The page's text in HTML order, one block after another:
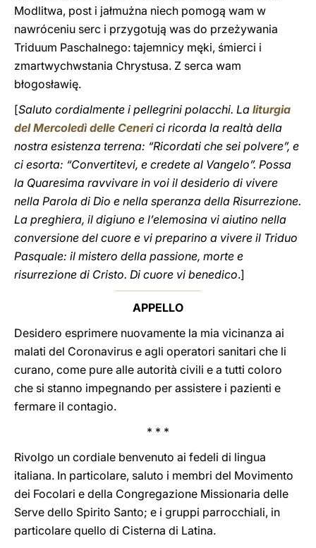
Modlitwa, post i jałmużna niech pomogą wam w
nawróceniu serc i przygotują was do przeżywania
Triduum Paschalnego: tajemnicy męki, śmierci i
zmartwychwstania Chrystusa. Z serca wam
błogosławię.
[Saluto cordialmente i pellegrini polacchi. La liturgia
del Mercoledì delle Cenerici ricorda la realtà della
nostra esistenza terrena: “Ricordati che sei polvere”, e
ci esorta: “Convertitevi, e credete al Vangelo”. Possa
la Quaresima ravvivare in voi il desiderio di vivere
nella Parola di Dio e nella speranza della Risurrezione.
La preghiera, il digiuno e l’elemosina vi aiutino nella
conversione del cuore e vi preparino a vivere il Triduo
Pasquale: il mistero della passione, morte e
risurrezione di Cristo. Di cuore vi benedico.]
APPELLO
Desidero esprimere nuovamente la mia vicinanza ai
malati del Coronavirus e agli operatori sanitari che li
curano, come pure alle autorità civili e a tutti coloro
che si stanno impegnando per assistere i pazienti e
fermare il contagio.
* * *
Rivolgo un cordiale benvenuto ai fedeli di lingua
italiana. In particolare, saluto i membri del Movimento
dei Focolari e della Congregazione Missionaria delle
Serve dello Spirito Santo; e i gruppi parrocchiali, in
particolare quello di Cisterna di Latina.